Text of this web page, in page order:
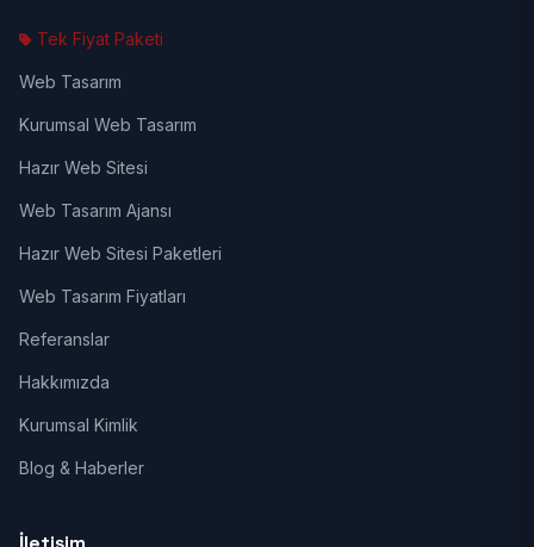
Tek Fiyat Paketi
Web Tasarım
Kurumsal Web Tasarım
Hazır Web Sitesi
Web Tasarım Ajansı
Hazır Web Sitesi Paketleri
Web Tasarım Fiyatları
Referanslar
Hakkımızda
Kurumsal Kimlik
Blog & Haberler